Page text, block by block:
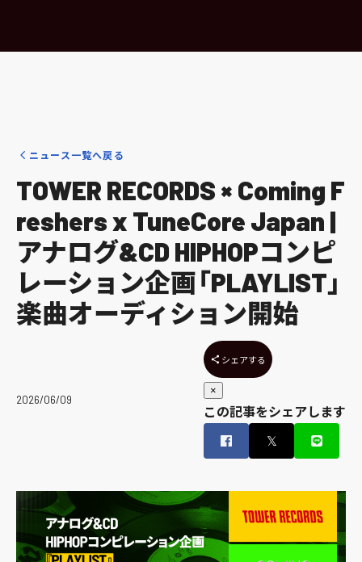
ニュース一覧へ戻る
TOWER RECORDS × Coming F
reshers x TuneCore Japan |
アナログ&CD HIPHOPコンピ
レーション企画「PLAYLIST」
楽曲オーディション開始
2026/06/09
シェアする
×
この記事をシェアします
𝕏